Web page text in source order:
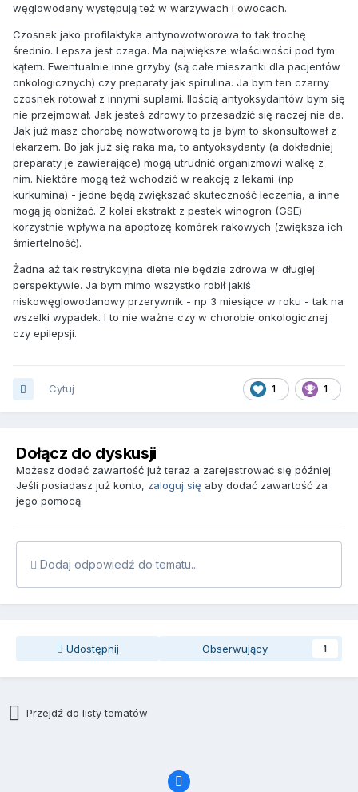
węglowodany występują też w warzywach i owocach.
Czosnek jako profilaktyka antynowotworowa to tak trochę
średnio. Lepsza jest czaga. Ma największe właściwości pod tym
kątem. Ewentualnie inne grzyby (są całe mieszanki dla pacjentów
onkologicznych) czy preparaty jak spirulina. Ja bym ten czarny
czosnek rotował z innymi suplami. Ilością antyoksydantów bym się
nie przejmował. Jak jesteś zdrowy to przesadzić się raczej nie da.
Jak już masz chorobę nowotworową to ja bym to skonsultował z
lekarzem. Bo jak już się raka ma, to antyoksydanty (a dokładniej
preparaty je zawierające) mogą utrudnić organizmowi walkę z
nim. Niektóre mogą też wchodzić w reakcję z lekami (np
kurkumina) - jedne będą zwiększać skuteczność leczenia, a inne
mogą ją obniżać. Z kolei ekstrakt z pestek winogron (GSE)
korzystnie wpływa na apoptozę komórek rakowych (zwiększa ich
śmiertelność).
Żadna aż tak restrykcyjna dieta nie będzie zdrowa w długiej
perspektywie. Ja bym mimo wszystko robił jakiś
niskowęglowodanowy przerywnik - np 3 miesiące w roku - tak na
wszelki wypadek. I to nie ważne czy w chorobie onkologicznej
czy epilepsji.
1 1
Cytuj
Dołącz do dyskusji
Możesz dodać zawartość już teraz a zarejestrować się później.
Jeśli posiadasz już konto, zaloguj się aby dodać zawartość za
jego pomocą.
Dodaj odpowiedź do tematu...
Udostępnij Obserwujący 1
Przejdź do listy tematów